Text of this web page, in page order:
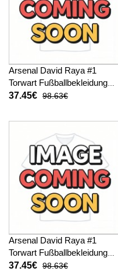
Arsenal David Raya #1
Torwart Fußballbekleidung
Heimtrikot Kinder 2025-26
37.45€ 98.63€
Arsenal David Raya #1
Torwart Fußballbekleidung
3rd trikot Kinder 2025-26
37.45€ 98.63€